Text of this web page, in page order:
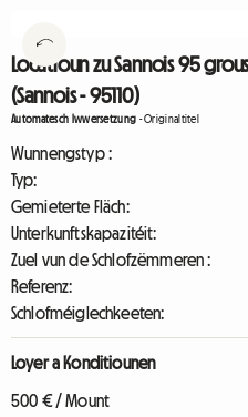
Locatioun zu Sannois 95
(Sannois - 95110)
Automatesch Iwwersetzung -Originaltitel
Wunnengstyp :
Typ:
Gemieterte Fläch:
Unterkunftskapazitéit:
Zuel vun de Schlofzëmmeren :
Referenz:
Schlofméiglechkeeten:
Loyer a Konditiounen
500 € / Mount